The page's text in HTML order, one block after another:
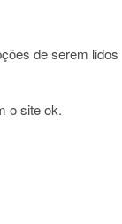
de serem lidos
o site ok.